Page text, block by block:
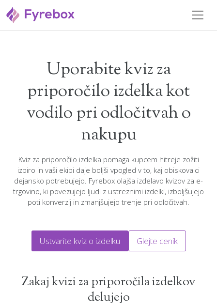
Uporabite kviz za
priporočilo izdelka kot
vodilo pri odločitvah o
nakupu
Kviz za priporočilo izdelka pomaga kupcem hitreje zožiti
izbiro in vaši ekipi daje boljši vpogled v to, kaj obiskovalci
dejansko potrebujejo. Fyrebox olajša izdelavo kvizov za e-
trgovino, ki povezujejo ljudi z ustreznimi izdelki, izboljšujejo
poti konverzij in zmanjšujejo trenje pri odločitvah.
Ustvarite kviz o izdelku Glejte cenik
Zakaj kvizi za priporočila izdelkov
delujejo